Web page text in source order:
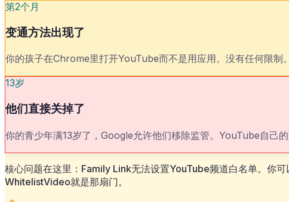
第2个月
变通方法出现了
你的孩子在Chrome里打开YouTube而不是用应用。没有任何限制
13岁
他们直接关掉了
你的青少年满13岁了，Google允许他们移除监管。YouTube自己
核心问题在这里：Family Link无法设置YouTube频道白名单。你
WhitelistVideo就是那扇门。